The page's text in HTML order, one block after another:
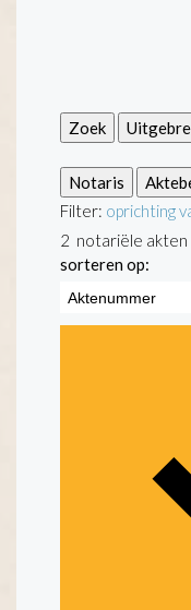
Zoek
Notaris
Filter: oprichting
2 notariële akten
sorteren op: